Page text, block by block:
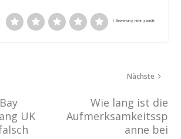
UK
Nächste
Wie lang ist die
Aufmerksamkeitssp
anne bei